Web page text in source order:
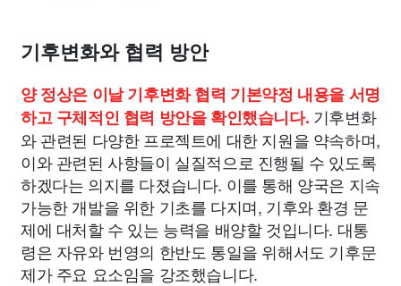
기후변화와 협력 방안
양 정상은 이날 기후변화 협력 기본약정 내용을 서명
하고 구체적인 협력 방안을 확인했습니다. 기후변화
와 관련된 다양한 프로젝트에 대한 지원을 약속하며,
이와 관련된 사항들이 실질적으로 진행될 수 있도록
하겠다는 의지를 다졌습니다. 이를 통해 양국은 지속
가능한 개발을 위한 기초를 다지며, 기후와 환경 문
제에 대처할 수 있는 능력을 배양할 것입니다. 대통
령은 자유와 번영의 한반도 통일을 위해서도 기후문
제가 주요 요소임을 강조했습니다.